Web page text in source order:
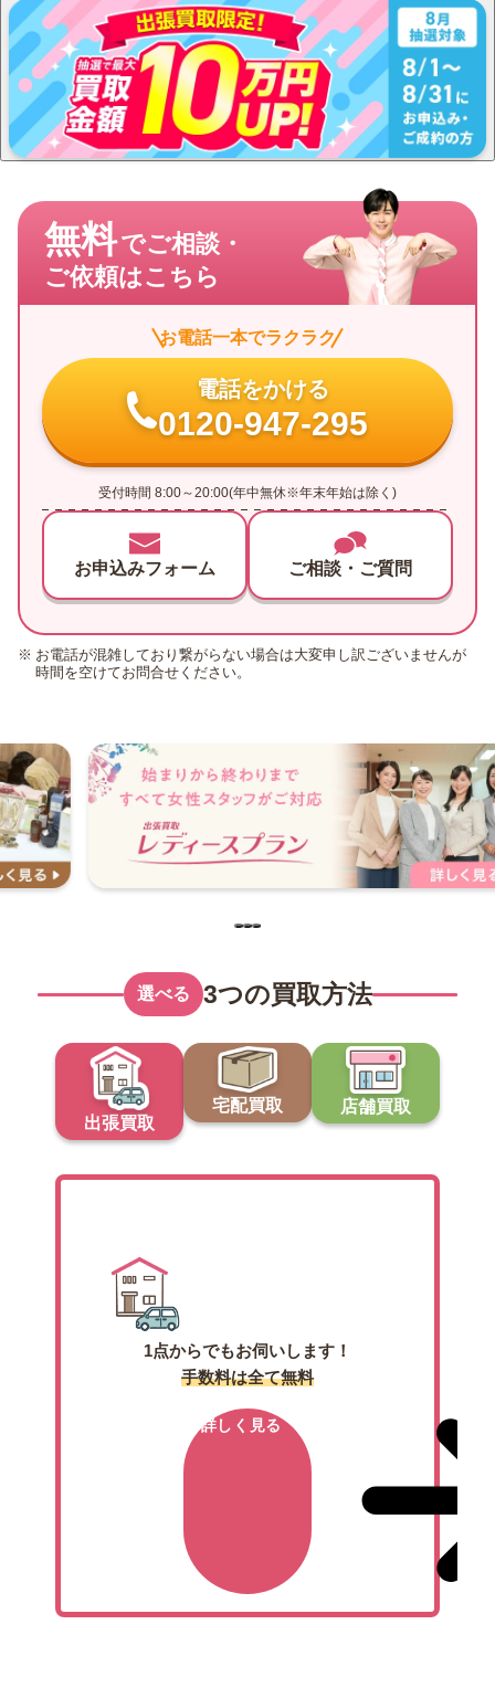
無料でご相談・
ご依頼はこちら
お電話一本でラクラク
電話をかける
0120-947-295
受付時間 8:00～20:00(年中無休※年末年始は除く)
お申込みフォーム ご相談・ご質問
お電話が混雑しており繋がらない場合は大変申し訳ございませんが
時間を空けてお問合せください。
選べる 3つの買取方法
出張買取
宅配買取 店舗買取
1点からでもお伺いします！
手数料は全て無料
詳しく見る